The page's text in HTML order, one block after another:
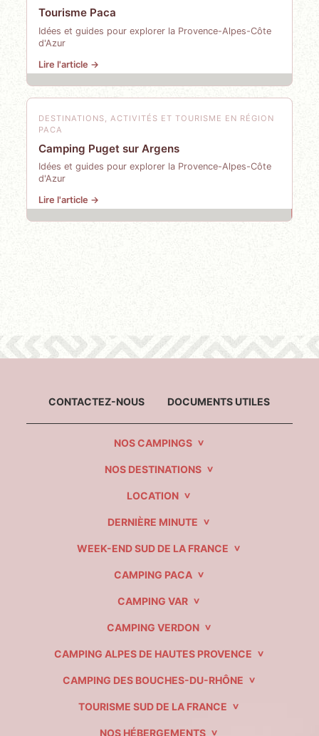
Tourisme Paca
Idées et guides pour explorer la Provence-Alpes-Côte
d'Azur
Lire l'article →
DESTINATIONS, ACTIVITÉS ET TOURISME EN RÉGION
PACA
Camping Puget sur Argens
Idées et guides pour explorer la Provence-Alpes-Côte
d'Azur
Lire l'article →
CONTACTEZ-NOUS DOCUMENTS UTILES
NOS CAMPINGS
NOS DESTINATIONS
LOCATION
DERNIÈRE MINUTE
WEEK-END SUD DE LA FRANCE
CAMPING PACA
CAMPING VAR
CAMPING VERDON
CAMPING ALPES DE HAUTES PROVENCE
CAMPING DES BOUCHES-DU-RHÔNE
TOURISME SUD DE LA FRANCE
NOS HÉBERGEMENTS